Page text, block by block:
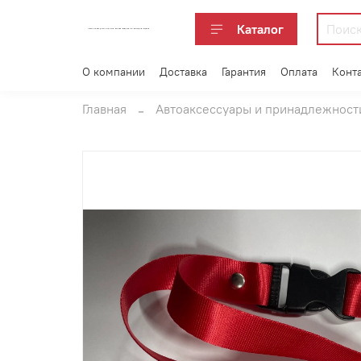
Каталог
О компании Доставка Гарантия Оплата
Главная Автоаксессуары и